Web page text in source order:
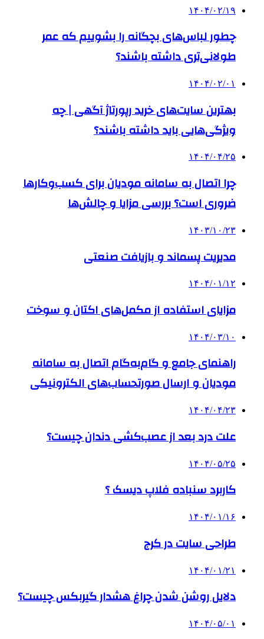
۱۴۰۴/۰۲/۱۹
چطور لباس‌های بچگانه را بشوییم که عمر
طولانی‌تری داشته باشند؟
۱۴۰۴/۰۲/۰۱
بهترین سایت‌های خرید رپورتاژ آگهی | چه
ویژگی‌هایی باید داشته باشند؟
۱۴۰۴/۰۴/۲۵
چرا اتصال به سامانه مودیان برای کسب‌وکارها
ضروری است؟ بررسی مزایا و چالش‌ها
۱۴۰۳/۱۰/۲۳
مدیریت پسماند و بازیافت صنعتی
۱۴۰۴/۰۱/۱۲
مزایای استفاده از مکمل‌های اکتان و سوخت
۱۴۰۴/۰۳/۱۰
راهنمای جامع و گام‌به‌گام اتصال به سامانه
مودیان و ارسال صورتحساب‌های الکترونیکی
۱۴۰۴/۰۴/۲۳
علت درد بعد از عصب‌کشی دندان چیست؟
۱۴۰۴/۰۵/۲۵
کاربرد سنباده فلاپ دیسک ؟
۱۴۰۴/۰۱/۱۶
طراحی سایت در کرج
۱۴۰۴/۰۱/۲۱
دلایل روشن شدن چراغ هشدار گیربکس چیست؟
۱۴۰۴/۰۵/۰۱